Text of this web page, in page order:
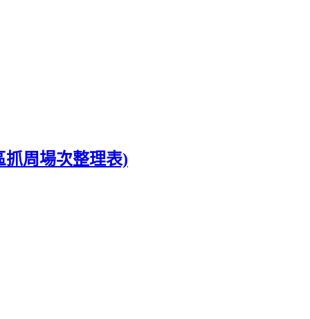
周場次整理表)